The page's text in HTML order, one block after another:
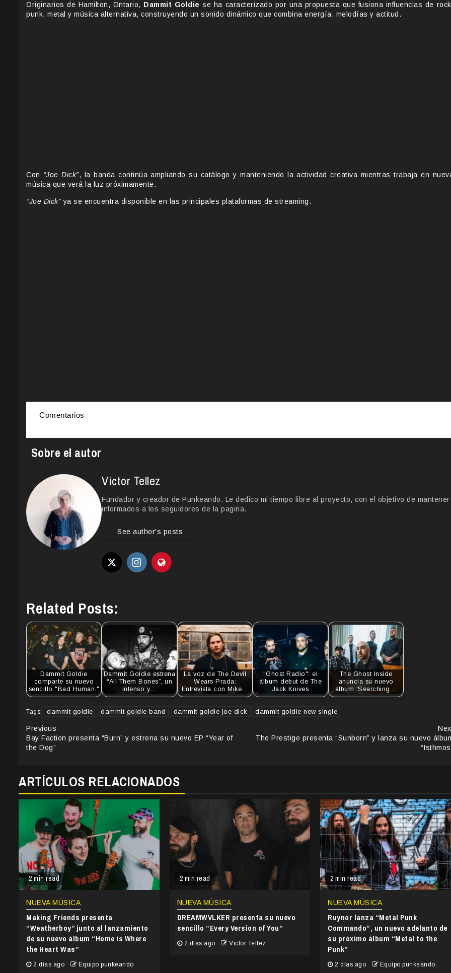
Originarios de Hamilton, Ontario, Dammit Goldie se ha caracterizado por una propuesta que fusiona influencias de
punk, metal y música alternativa, construyendo un sonido dinámico que combina energía, melodías y actitud.
Con “Joe Dick”, la banda continúa ampliando su catálogo y manteniendo la actividad creativa mientras trabaja en
música que verá la luz próximamente.
“Joe Dick” ya se encuentra disponible en las principales plataformas de streaming.
Comentarios
Sobre el autor
Victor Tellez
Fundador y creador de Punkeando. Le dedico mi tiempo libre al proyecto, con el objetivo de mantener
informados a los seguidores de la pagina.
See author's posts
Related Posts:
Dammit Goldie
comparte su nuevo
sencillo "Bad Human."
Dammit Goldie estrena
“All Them Bones”, un
intenso y…
La voz de The Devil
Wears Prada:
Entrevista con Mike…
"Ghost Radio": el
álbum debut de The
Jack Knives
The Ghost Inside
anuncia su nuevo
álbum 'Searching…
Tags: dammit goldie dammit goldie band dammit goldie joe dick dammit goldie new single
Continue
Reading
Previous
Bay Faction presenta “Burn” y estrena su nuevo EP “Year of
the Dog”
The Prestige presenta “Sunborn” y lanza su nuevo
ARTÍCULOS RELACIONADOS
2 min read
NUEVA MÚSICA
Making Friends presenta
“Weatherboy” junto al lanzamiento
de su nuevo álbum “Home is Where
the Heart Was”
2 días ago Equipo punkeando
2 min read
NUEVA MÚSICA
DREAMWVLKER presenta su nuevo
sencillo “Every Version of You”
2 días ago Victor Tellez
2 min read
NUEVA MÚSICA
Ruynor lanza “Metal Punk
Commando”, un nuevo adelanto de
su próximo álbum “Metal to the
Punk”
2 días ago Equipo punkeando